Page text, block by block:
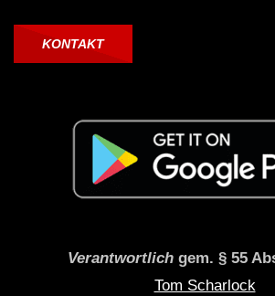
KONTAKT
Verantwortlichgem. § 55
Tom Scharlock